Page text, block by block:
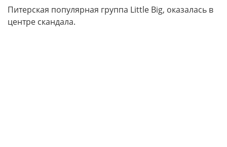
Питерская популярная группа Little Big, оказалась в
центре скандала.